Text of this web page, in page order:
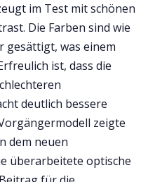
im Test mit schönen
Die Farben sind wie
gesättigt, was einem
ist, dass die
deutlich bessere
zeigte
dem neuen
überarbeitete optische